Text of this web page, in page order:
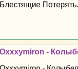
Блестящие
Oxxxymiron -